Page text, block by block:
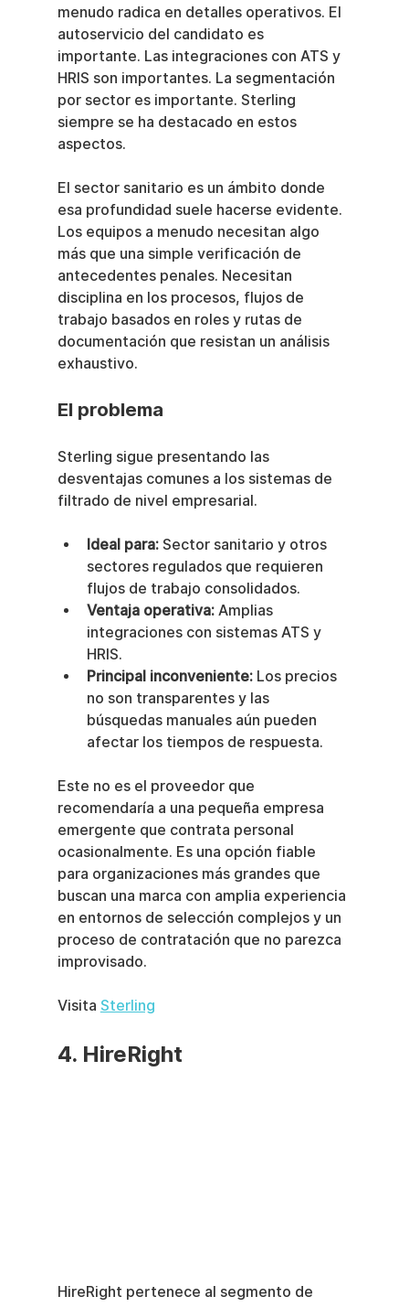
menudo radica en detalles operativos. El
autoservicio del candidato es
importante. Las integraciones con ATS y
HRIS son importantes. La segmentación
por sector es importante. Sterling
siempre se ha destacado en estos
aspectos.
El sector sanitario es un ámbito donde
esa profundidad suele hacerse evidente.
Los equipos a menudo necesitan algo
más que una simple verificación de
antecedentes penales. Necesitan
disciplina en los procesos, flujos de
trabajo basados en roles y rutas de
documentación que resistan un análisis
exhaustivo.
El problema
Sterling sigue presentando las
desventajas comunes a los sistemas de
filtrado de nivel empresarial.
Ideal para: Sector sanitario y otros
sectores regulados que requieren
flujos de trabajo consolidados.
Ventaja operativa: Amplias
integraciones con sistemas ATS y
HRIS.
Principal inconveniente: Los precios
no son transparentes y las
búsquedas manuales aún pueden
afectar los tiempos de respuesta.
Este no es el proveedor que
recomendaría a una pequeña empresa
emergente que contrata personal
ocasionalmente. Es una opción fiable
para organizaciones más grandes que
buscan una marca con amplia experiencia
en entornos de selección complejos y un
proceso de contratación que no parezca
improvisado.
Visita Sterling
4. HireRight
HireRight pertenece al segmento de